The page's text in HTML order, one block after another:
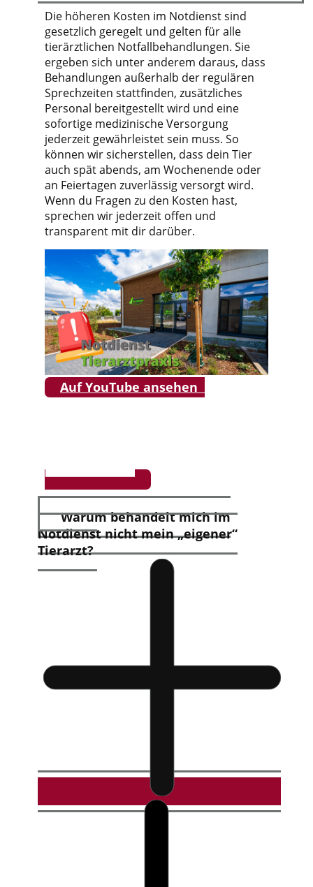
Die höheren Kosten im Notdienst sind
gesetzlich geregelt und gelten für alle
tierärztlichen Notfallbehandlungen. Sie
ergeben sich unter anderem daraus, dass
Behandlungen außerhalb der regulären
Sprechzeiten stattfinden, zusätzliches
Personal bereitgestellt wird und eine
sofortige medizinische Versorgung
jederzeit gewährleistet sein muss. So
können wir sicherstellen, dass dein Tier
auch spät abends, am Wochenende oder
an Feiertagen zuverlässig versorgt wird.
Wenn du Fragen zu den Kosten hast,
sprechen wir jederzeit offen und
transparent mit dir darüber.
Auf YouTube ansehen
Warum behandelt mich im
Notdienst nicht mein „eigener“
Tierarzt?